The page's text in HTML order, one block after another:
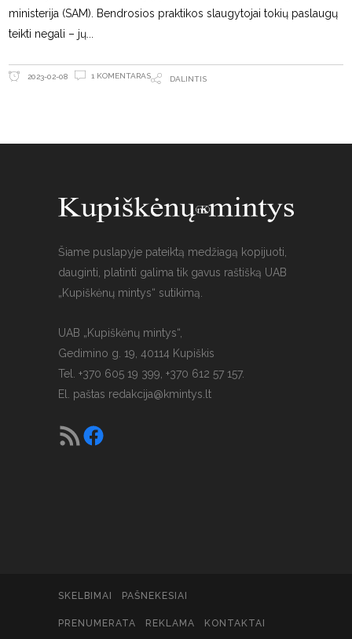
ministerija (SAM). Bendrosios praktikos slaugytojai tokių paslaugų
teikti negali – jų
2023-02-08 1 KOMENTARAS DALINTIS
Šiame puslapyje pateiktą medžiagą kopijuoti,
dauginti, platinti galima tik gavus raštišką UAB
„Kupiškėnų mintys“ sutikimą.
UAB „Kupiškėnų mintys“,
Gedimino g. 19, 40114 Kupiškis
Tel. +370 605 19 399, +370 612 57 157.
El. paštas redakcija@kmintys.lt
SKELBIMAI PAŠNEKESIAI
PRENUMERATA REKLAMA KONTAKTAI